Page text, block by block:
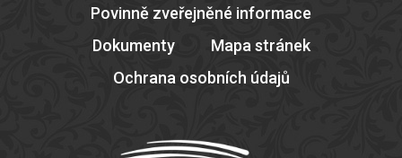
Povinně zveřejněné informace
Dokumenty
Mapa stránek
Ochrana osobních údajů